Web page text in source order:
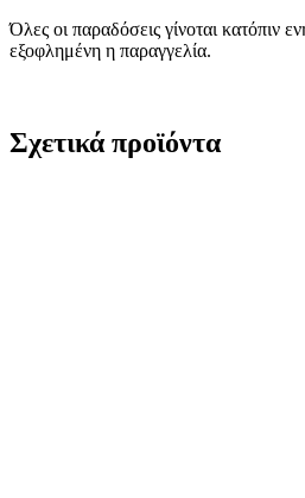
Όλες οι παραδόσεις γίνοται κατόπιν
εξοφλημένη η παραγγελία.
Σχετικά προϊόντα